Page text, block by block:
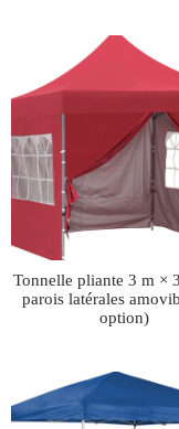
Tonnelle pliante 3 m ×
parois latérales
option)